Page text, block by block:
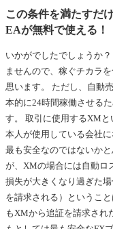
この条件を満たすだ
EAが無料で使える！
いかがでしたでしょうか
ませんので、稼ぐチカラ
思います。 ただし、自動
本的に24時間稼働させる
す。 取引に使用するXM
本人が使用している会社
最も安全なのではないか
が、XMの場合には自動ロ
損失が大きくなり過ぎた
を請求される）というこ
もXMから追証を請求され